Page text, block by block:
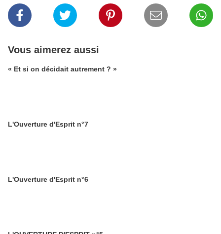
Vous aimerez aussi
« Et si on décidait autrement ? »
L'Ouverture d'Esprit n°7
L'Ouverture d'Esprit n°6